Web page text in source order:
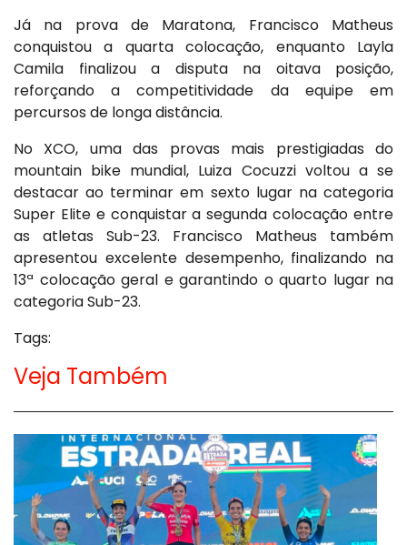
Já na prova de Maratona, Francisco Matheus
conquistou a quarta colocação, enquanto Layla
Camila finalizou a disputa na oitava posição,
reforçando a competitividade da equipe em
percursos de longa distância.
No XCO, uma das provas mais prestigiadas do
mountain bike mundial, Luiza Cocuzzi voltou a se
destacar ao terminar em sexto lugar na categoria
Super Elite e conquistar a segunda colocação entre
as atletas Sub-23. Francisco Matheus também
apresentou excelente desempenho, finalizando na
13ª colocação geral e garantindo o quarto lugar na
categoria Sub-23.
Tags:
Veja Também